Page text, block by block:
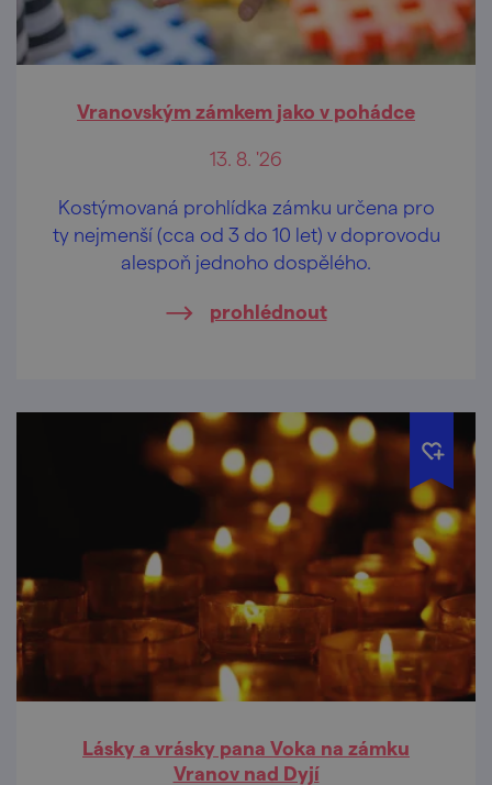
Vranovským zámkem jako v pohádce
13. 8. '26
Kostýmovaná prohlídka zámku určena pro
ty nejmenší (cca od 3 do 10 let) v doprovodu
alespoň jednoho dospělého.
prohlédnout
Lásky a vrásky pana Voka na zámku
Vranov nad Dyjí